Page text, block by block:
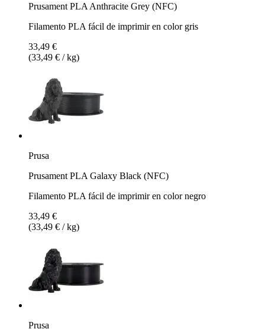
Prusament PLA Anthracite Grey (NFC)
Filamento PLA fácil de imprimir en color gris
33,49 €
(33,49 € / kg)
Prusa
Prusament PLA Galaxy Black (NFC)
Filamento PLA fácil de imprimir en color negro
33,49 €
(33,49 € / kg)
Prusa